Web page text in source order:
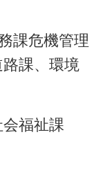
危機管理
課、環境
課